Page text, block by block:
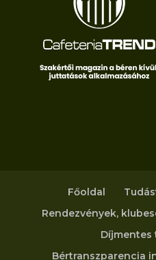
Főoldal
Rendezvények,
Díjmentes
Bértranszparencia